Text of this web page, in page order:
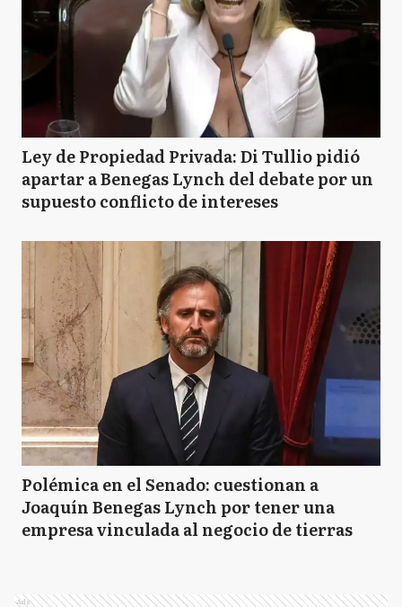
Ley de Propiedad Privada: Di Tullio pidió
apartar a Benegas Lynch del debate por un
supuesto conflicto de intereses
Polémica en el Senado: cuestionan a
Joaquín Benegas Lynch por tener una
empresa vinculada al negocio de tierras
Ads